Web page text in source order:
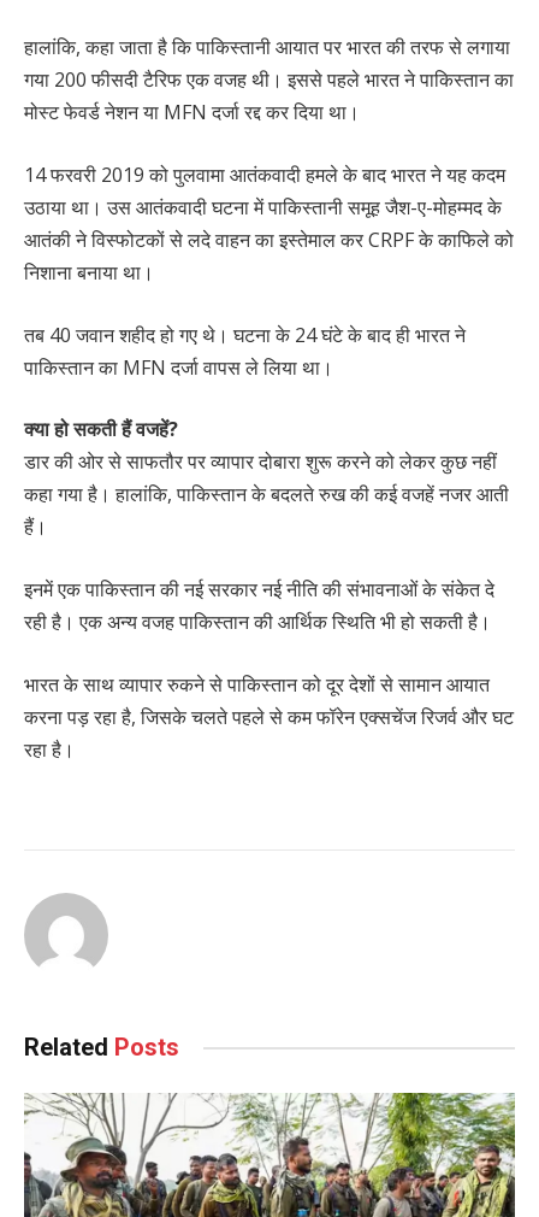
हालांकि, कहा जाता है कि पाकिस्तानी आयात पर भारत की तरफ से लगाया
गया 200 फीसदी टैरिफ एक वजह थी। इससे पहले भारत ने पाकिस्तान का
मोस्ट फेवर्ड नेशन या MFN दर्जा रद्द कर दिया था।
14 फरवरी 2019 को पुलवामा आतंकवादी हमले के बाद भारत ने यह कदम
उठाया था। उस आतंकवादी घटना में पाकिस्तानी समूह जैश-ए-मोहम्मद के
आतंकी ने विस्फोटकों से लदे वाहन का इस्तेमाल कर CRPF के काफिले को
निशाना बनाया था।
तब 40 जवान शहीद हो गए थे। घटना के 24 घंटे के बाद ही भारत ने
पाकिस्तान का MFN दर्जा वापस ले लिया था।
क्या हो सकती हैं वजहें?
डार की ओर से साफतौर पर व्यापार दोबारा शुरू करने को लेकर कुछ नहीं
कहा गया है। हालांकि, पाकिस्तान के बदलते रुख की कई वजहें नजर आती
हैं।
इनमें एक पाकिस्तान की नई सरकार नई नीति की संभावनाओं के संकेत दे
रही है। एक अन्य वजह पाकिस्तान की आर्थिक स्थिति भी हो सकती है।
भारत के साथ व्यापार रुकने से पाकिस्तान को दूर देशों से सामान आयात
करना पड़ रहा है, जिसके चलते पहले से कम फॉरेन एक्सचेंज रिजर्व और घट
रहा है।
Related Posts